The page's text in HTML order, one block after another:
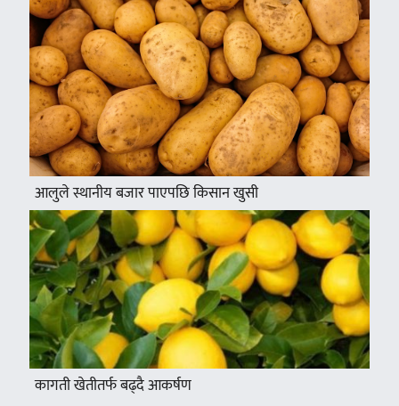
आलुले स्थानीय बजार पाएपछि किसान खुसी
कागती खेतीतर्फ बढ्दै आकर्षण